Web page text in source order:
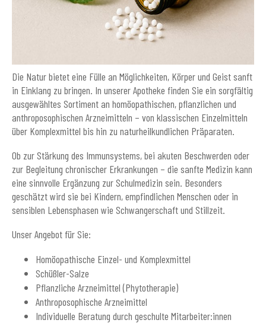
Die Natur bietet eine Fülle an Möglichkeiten, Körper und Geist sanft
in Einklang zu bringen. In unserer Apotheke finden Sie ein sorgfältig
ausgewähltes Sortiment an homöopathischen, pflanzlichen und
anthroposophischen Arzneimitteln – von klassischen Einzelmitteln
über Komplexmittel bis hin zu naturheilkundlichen Präparaten.
Ob zur Stärkung des Immunsystems, bei akuten Beschwerden oder
zur Begleitung chronischer Erkrankungen – die sanfte Medizin kann
eine sinnvolle Ergänzung zur Schulmedizin sein. Besonders
geschätzt wird sie bei Kindern, empfindlichen Menschen oder in
sensiblen Lebensphasen wie Schwangerschaft und Stillzeit.
Unser Angebot für Sie:
Homöopathische Einzel- und Komplexmittel
Schüßler-Salze
Pflanzliche Arzneimittel (Phytotherapie)
Anthroposophische Arzneimittel
Individuelle Beratung durch geschulte Mitarbeiter:innen